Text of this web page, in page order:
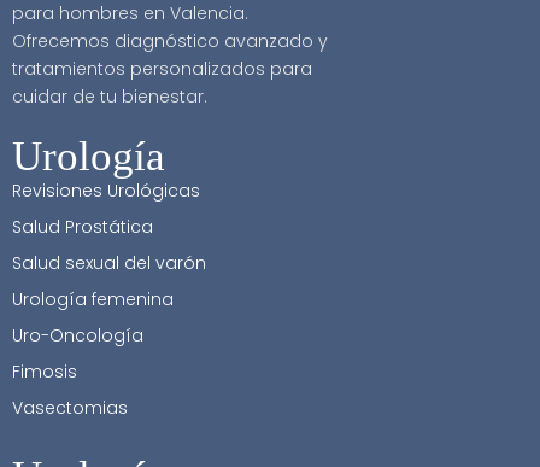
para hombres en Valencia.
Ofrecemos diagnóstico avanzado y
tratamientos personalizados para
cuidar de tu bienestar.
Urología
Revisiones Urológicas
Salud Prostática
Salud sexual del varón
Urología femenina
Uro-Oncología
Fimosis
Vasectomias